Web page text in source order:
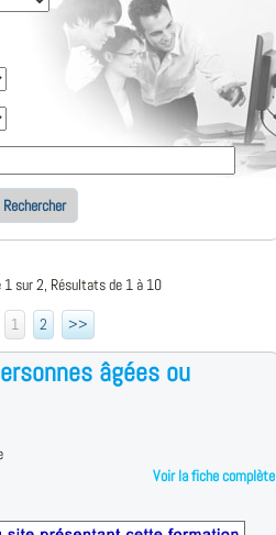
Rechercher
sur 2, Résultats de 1 à 10
1 2 >>
âgées ou
Voir la fiche complète